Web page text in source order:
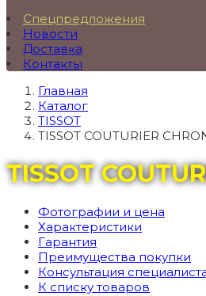
Спецпредложения
Новости
Доставка
Контакты
Главная
Каталог
TISSOT
TISSOT COUTURIER
TISSOT
Фотографии и цена
Характеристики
Гарантия
Преимущества покупки
Консультация
К списку товаров